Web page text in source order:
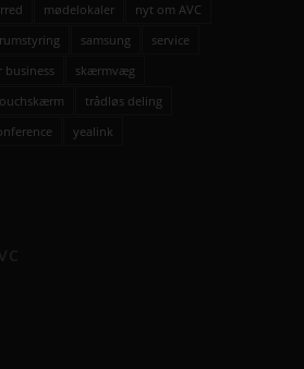
mødelokaler
nyt om AVC
rumstyring samsung
service
business
skærmvæg
trådløs deling
yealink